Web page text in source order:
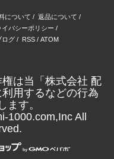
について / 返品について /
イバシーポリシー /
ログ / RSS / ATOM
は当「株式会社 配
用するなどの行為
ます。
1000.com,Inc All